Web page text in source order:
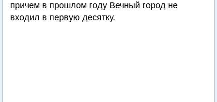
причем в прошлом году Вечный город не
входил в первую десятку.